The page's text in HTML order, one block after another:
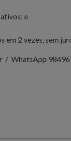
e
em 2 vezes, sem
/ WhatsApp